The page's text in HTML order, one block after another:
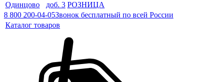
Одинцово
доб. 3 РОЗНИЦА
8 800 200-04-05Звонок бесплатный по всей России
Каталог товаров